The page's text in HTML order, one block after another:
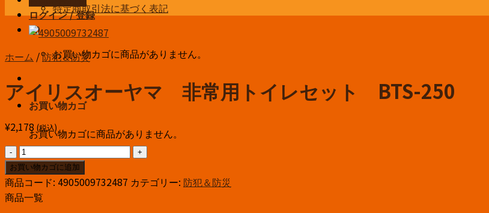
ログイン / 登録
¥0
お買い物カゴに商品がありません。
お買い物カゴ
お買い物カゴに商品がありません。
特定商取引法に基づく表記
ホーム /防犯＆防災
アイリスオーヤマ 非常用トイレセット BTS-250
¥2,178 (税込)
ア
イ
リ
ス
お買い物カゴに追加
商品コード: 4905009732487 カテゴリー: 防犯＆防災
商品一覧